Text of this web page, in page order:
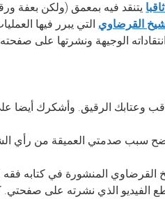
يتنقد فيه بمعمق (ولكن بعفة
القرضاوي التي يبرر فيها
الوجيهة ونشرتها على صفحته.
وعتابك الرقيق. وأشكرك أيضا
سبب صدمتي العميقة من رأي
القرضاوي المنشورة في كتابه فقه
توضيحا لمقطع الفيديو الذي نشرته على